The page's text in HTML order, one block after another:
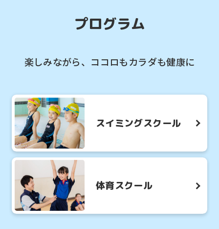
お知らせ
ースが人気です♪
2026.08.05 お知らせ
体育スクールのご紹介！すべての運動能
力の基礎を作ります！
2026.08.05
習い事人気No1のスイミングスクールを
ご紹介！
プログラム
楽しみながら、ココロもカラダも健康に
スイミングスクール
体育スクール